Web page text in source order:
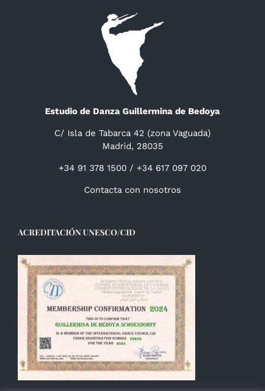
Estudio de Danza Guillermina de Bedoya
C/ Isla de Tabarca 42 (zona Vaguada)
Madrid, 28035
+34 91 378 1500 / +34 617 097 020
Contacta con nosotros
ACREDITACIÓN UNESCO/CID